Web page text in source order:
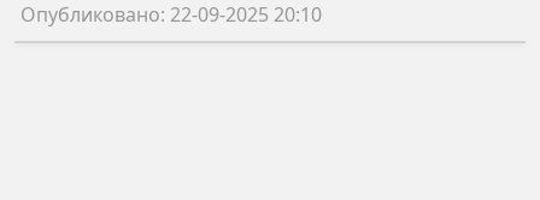
Опубликовано: 22-09-2025 20:10